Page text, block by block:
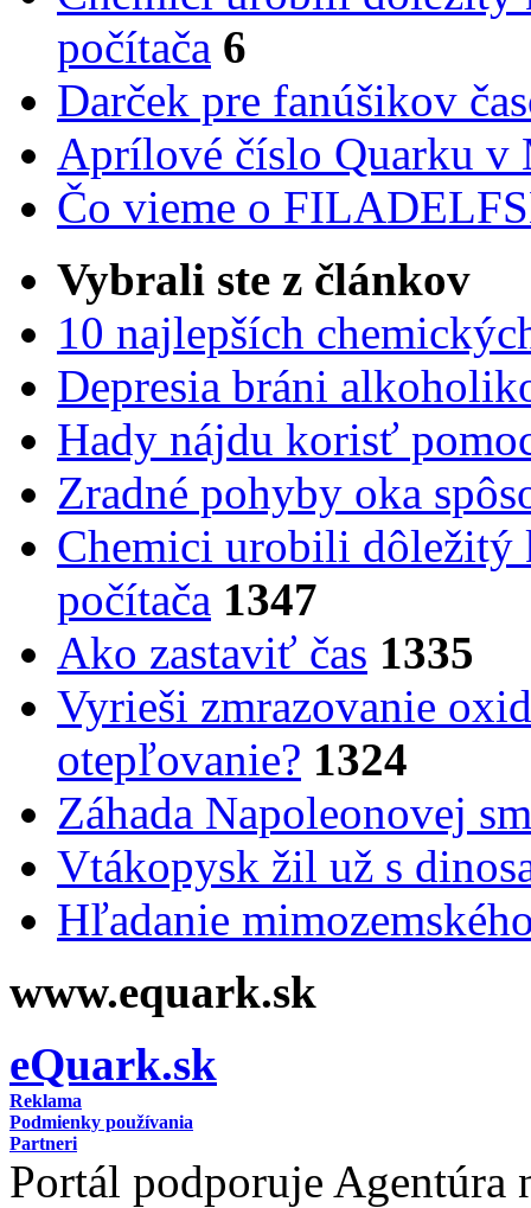
počítača 6
Darček pre fanúšikov
Aprílové číslo Quarku v
Čo vieme o
Vybrali ste z článkov
10 najlepších
Depresia bráni
Hady nájdu korisť
Zradné pohyby oka
Chemici urobili dôležitý
počítača 1347
Ako zastaviť čas 1335
Vyrieši zmrazovanie
otepľovanie? 1324
Záhada Napoleonovej
Vtákopysk žil už s
Hľadanie
www.equark.sk
eQuark.sk
Reklama
Podmienky používania
Partneri
Portál podporuje Agentúra